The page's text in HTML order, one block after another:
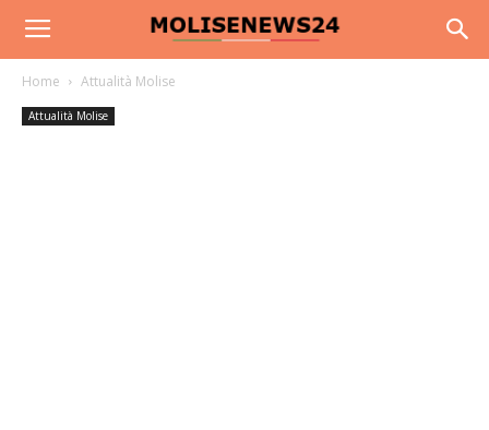
Home Attualità Molise
Attualità Molise